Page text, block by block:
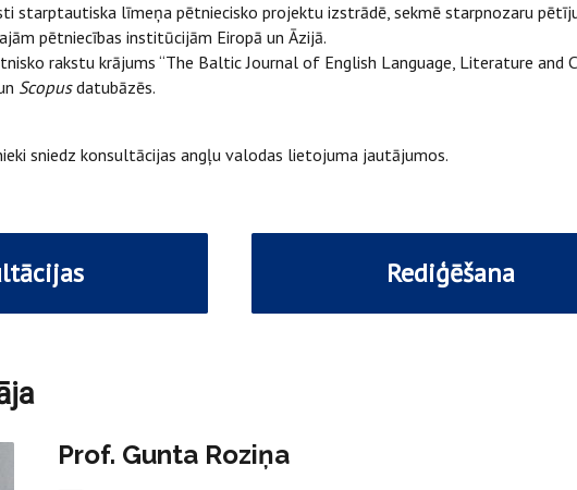
starptautiska līmeņa pētniecisko projektu izstrādē, sekmē starpnozaru
pētniecības institūcijām Eiropā un Āzijā.
rakstu krājums “The Baltic Journal of English Language, Literature and
Scopusdatubāzēs.
sniedz konsultācijas angļu valodas lietojuma jautājumos.
Rediģēšana
Prof. Gunta Roziņa